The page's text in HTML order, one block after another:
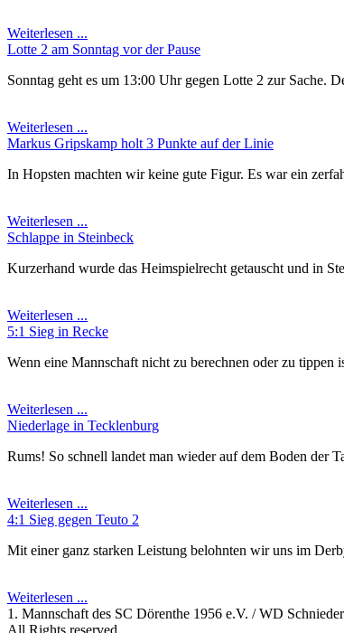
Weiterlesen ...
Lotte 2 am Sonntag vor der Pause
Sonntag geht es um 13:00 Uhr gegen Lotte 2 zur Sache.
Weiterlesen ...
Markus Gripskamp holt 3 Punkte auf der Linie
In Hopsten machten wir keine gute Figur. Es war ein
Weiterlesen ...
Schlappe in Steinbeck
Kurzerhand wurde das Heimspielrecht getauscht und in
Weiterlesen ...
5:1 Sieg in Recke
Wenn eine Mannschaft nicht zu berechnen oder zu tippen
Weiterlesen ...
Niederlage in Tecklenburg
Rums! So schnell landet man wieder auf dem Boden der
Weiterlesen ...
4:1 Sieg gegen Teuto 2
Mit einer ganz starken Leistung belohnten wir uns im
Weiterlesen ...
1. Mannschaft des SC Dörenthe 1956 e.V. / WD